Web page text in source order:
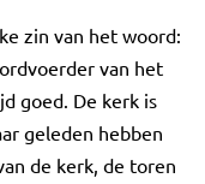
zin van het woord:
van het
goed. De kerk is
geleden hebben
de kerk, de toren